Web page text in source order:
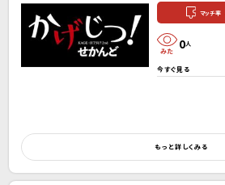
マッチ率
0人
今すぐ見る
もっと詳しくみる